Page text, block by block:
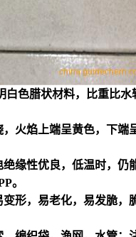
白色腊状材料，比重比
火焰上端呈黄色，下
缘性优良，低温时，
。
形，易老化，易发脆